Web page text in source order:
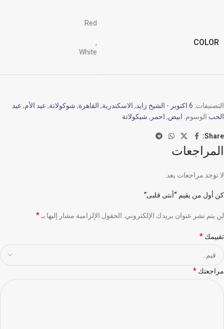
COLOR
Red
,
White
التصنيفات: 6 اكتوبر - الشيخ زايد , الاسكندرية, القاهرة, شوكولاتة, عيد الأم, عيد
الحب الوسوم: ابيض, احمر , شيكولاتة
Share:
المراجعات
لا توجد مراجعات بعد.
كن أول من يقيم “أنتى قلبى”
لن يتم نشر عنوان بريدك الإلكتروني. الحقول الإلزامية مشار إليها بـ*
تقييمك *
مراجعتك *